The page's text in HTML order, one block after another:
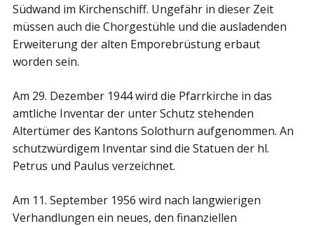
Südwand im Kirchenschiff. Ungefähr in dieser Zeit
müssen auch die Chorgestühle und die ausladenden
Erweiterung der alten Emporebrüstung erbaut
worden sein.
Am 29. Dezember 1944 wird die Pfarrkirche in das
amtliche Inventar der unter Schutz stehenden
Altertümer des Kantons Solothurn aufgenommen. An
schutzwürdigem Inventar sind die Statuen der hl.
Petrus und Paulus verzeichnet.
Am 11. September 1956 wird nach langwierigen
Verhandlungen ein neues, den finanziellen